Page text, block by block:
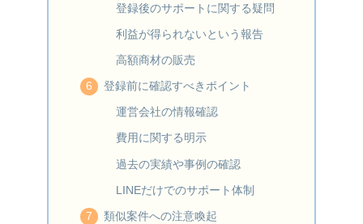
登録後のサポートに関する疑問
利益が得られないという報告
高額商材の販売
登録前に確認すべきポイント
運営会社の情報確認
費用に関する明示
過去の実績や事例の確認
LINEだけでのサポート体制
類似案件への注意喚起